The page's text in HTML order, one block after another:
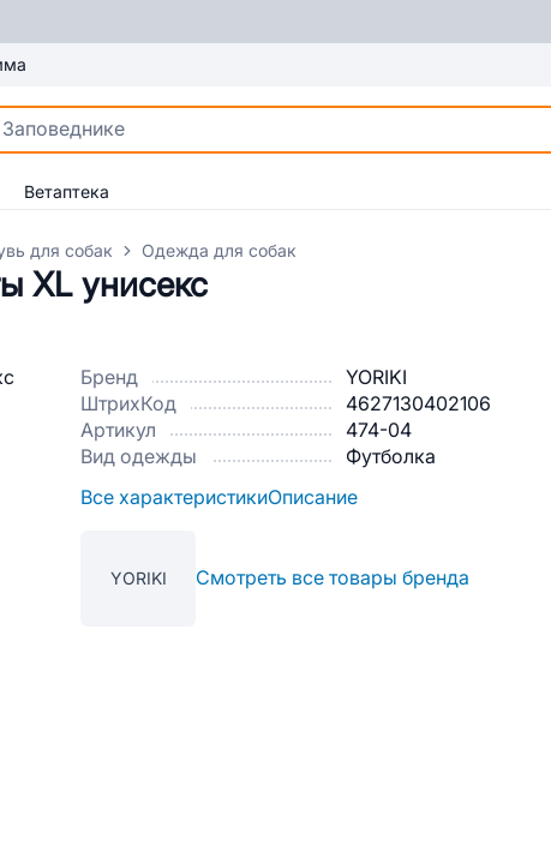
Ветаптека
для собак Одежда для собак
XL унисекс
Бренд
YORIKI
ШтрихКод
4627130402106
Артикул
474-04
Вид одежды
Футболка
Все характеристикиОписание
YORIKI Смотреть все товары бренда